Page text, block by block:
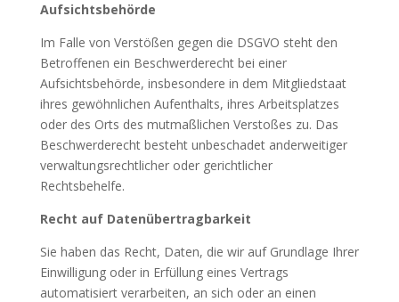
Aufsichtsbehörde
Im Falle von Verstößen gegen die DSGVO steht den
Betroffenen ein Beschwerderecht bei einer
Aufsichtsbehörde, insbesondere in dem Mitgliedstaat
ihres gewöhnlichen Aufenthalts, ihres Arbeitsplatzes
oder des Orts des mutmaßlichen Verstoßes zu. Das
Beschwerderecht besteht unbeschadet anderweitiger
verwaltungsrechtlicher oder gerichtlicher
Rechtsbehelfe.
Recht auf Datenübertragbarkeit
Sie haben das Recht, Daten, die wir auf Grundlage Ihrer
Einwilligung oder in Erfüllung eines Vertrags
automatisiert verarbeiten, an sich oder an einen